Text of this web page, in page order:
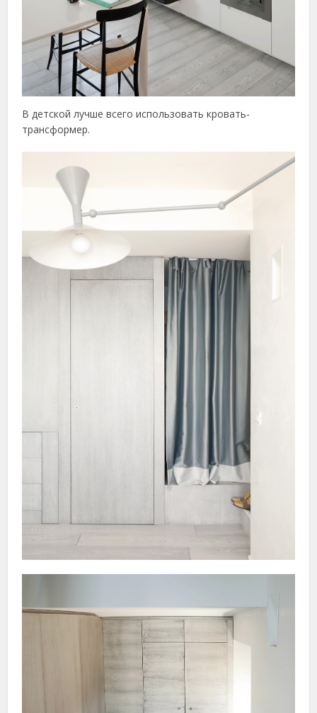
В детской лучше всего использовать кровать-
трансформер.